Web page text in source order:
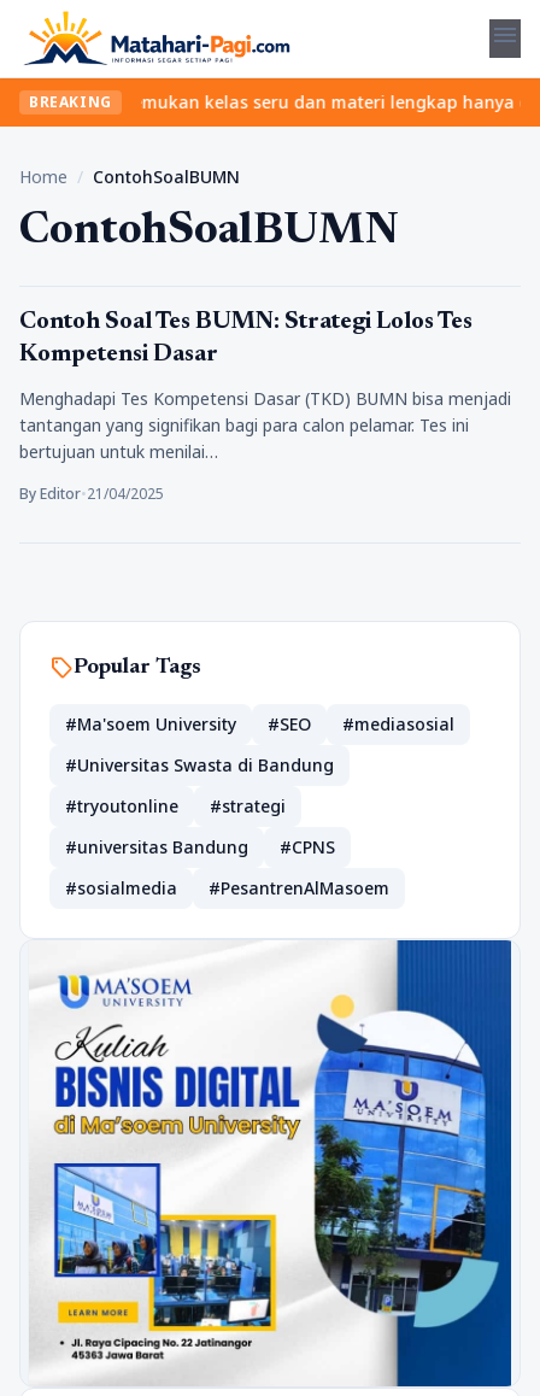
menu
BREAKING
ribet? Temukan kelas seru dan materi lengkap hanya di
Home / ContohSoalBUMN
ContohSoalBUMN
Pendidikan
Contoh Soal Tes BUMN: Strategi Lolos Tes
Kompetensi Dasar
Menghadapi Tes Kompetensi Dasar (TKD) BUMN bisa menjadi
tantangan yang signifikan bagi para calon pelamar. Tes ini
bertujuan untuk menilai…
By Editor•21/04/2025
sellPopular Tags
#Ma'soem University #SEO
#mediasosial
#Universitas Swasta di Bandung
#tryoutonline
#strategi
#universitas Bandung
#CPNS
#sosialmedia
#PesantrenAlMasoem